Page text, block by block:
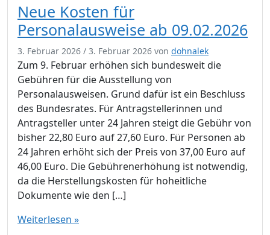
Neue Kosten für
Personalausweise ab 09.02.2026
3. Februar 2026 / 3. Februar 2026 von dohnalek
Zum 9. Februar erhöhen sich bundesweit die
Gebühren für die Ausstellung von
Personalausweisen. Grund dafür ist ein Beschluss
des Bundesrates. Für Antragstellerinnen und
Antragsteller unter 24 Jahren steigt die Gebühr von
bisher 22,80 Euro auf 27,60 Euro. Für Personen ab
24 Jahren erhöht sich der Preis von 37,00 Euro auf
46,00 Euro. Die Gebührenerhöhung ist notwendig,
da die Herstellungskosten für hoheitliche
Dokumente wie den […]
Weiterlesen »